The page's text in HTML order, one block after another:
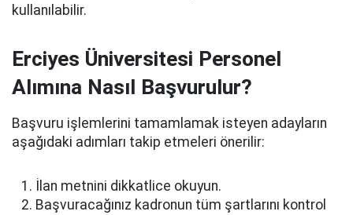
kullanılabilir.
Erciyes Üniversitesi Personel
Alımına Nasıl Başvurulur?
Başvuru işlemlerini tamamlamak isteyen adayların
aşağıdaki adımları takip etmeleri önerilir:
İlan metnini dikkatlice okuyun.
Başvuracağınız kadronun tüm şartlarını kontrol